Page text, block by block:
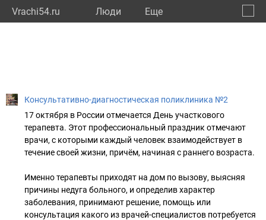
Vrachi54.ru Люди Eще
Консультативно-диагностическая поликлиника №2
17 октября в России отмечается День участкового
терапевта. Этот профессиональный праздник отмечают
врачи, с которыми каждый человек взаимодействует в
течение своей жизни, причём, начиная с раннего возраста.
Именно терапевты приходят на дом по вызову, выясняя
причины недуга больного, и определив характер
заболевания, принимают решение, помощь или
консультация какого из врачей-специалистов потребуется